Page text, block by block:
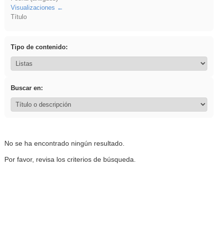
Visualizaciones
Título
Tipo de contenido:
Buscar en:
No se ha encontrado ningún resultado.
Por favor, revisa los criterios de búsqueda.